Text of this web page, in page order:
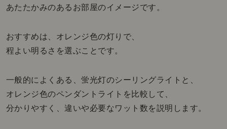
あたたかみのあるお部屋のイメージです。
おすすめは、オレンジ色の灯りで、
程よい明るさを選ぶことです。
一般的によくある、蛍光灯のシーリングライトと、
オレンジ色のペンダントライトを比較して、
分かりやすく、違いや必要なワット数を説明します。